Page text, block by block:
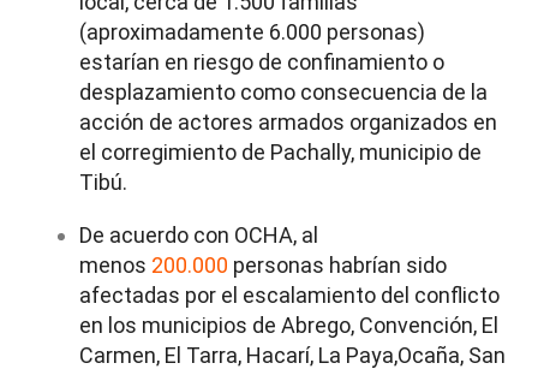
(aproximadamente 6.000 personas)
estarían en riesgo de confinamiento o
desplazamiento como consecuencia de la
acción de actores armados organizados en
el corregimiento de Pachally, municipio de
Tibú.
De acuerdo con OCHA, al
menos 200.000 personas habrían sido
afectadas por el escalamiento del conflicto
en los municipios de Abrego, Convención, El
Carmen, El Tarra, Hacarí, La Paya,Ocaña, San